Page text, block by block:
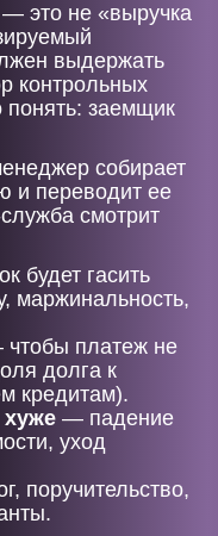
это не «выручка
выдержать
контрольных
понять: заемщик
собирает
и переводит ее
смотрит
будет гасить
маржинальность,
платеж не
долга к
кредитам).
хуже — падение
уход
поручительство,